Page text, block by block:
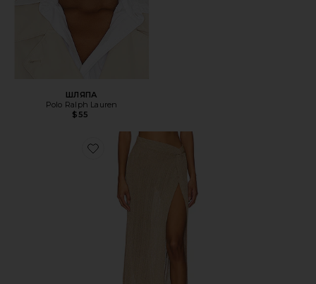
ШЛЯПА
Polo Ralph Lauren
$55
Favorite ЮБКА HEART OF GOLD